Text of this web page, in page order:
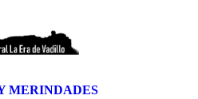
MERINDADES